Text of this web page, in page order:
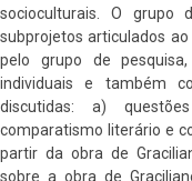
socioculturais. O grupo
subprojetos articulados
pelo grupo de
individuais e também
discutidas: a)
comparatismo literário e
partir da obra de
sobre a obra de